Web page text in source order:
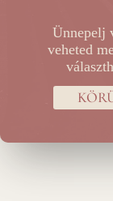
Ünnepelj
veheted